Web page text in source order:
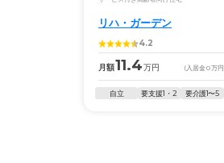
リハ・ガーデン
4.2
月額11.4万円 (入居金0万円
自立 要支援1・2 要介護1〜5